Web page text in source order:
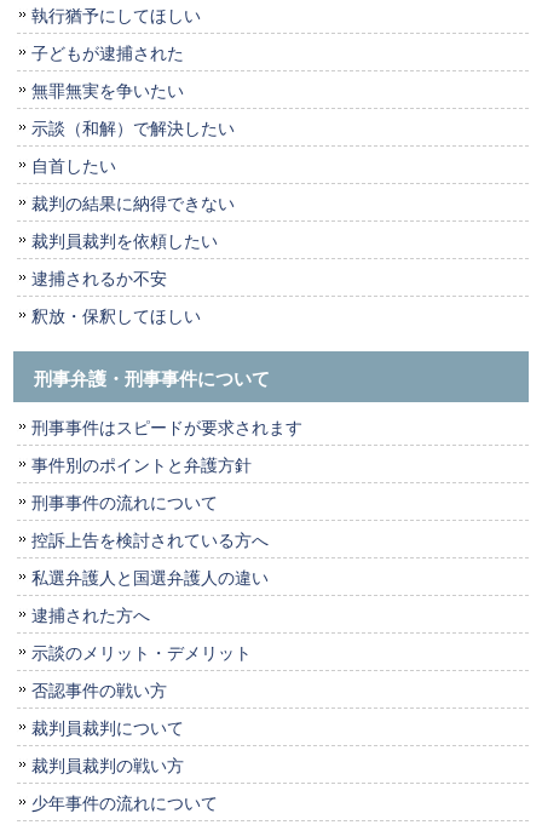
執行猶予にしてほしい
子どもが逮捕された
無罪無実を争いたい
示談（和解）で解決したい
自首したい
裁判の結果に納得できない
裁判員裁判を依頼したい
逮捕されるか不安
釈放・保釈してほしい
刑事弁護・刑事事件について
刑事事件はスピードが要求されます
事件別のポイントと弁護方針
刑事事件の流れについて
控訴上告を検討されている方へ
私選弁護人と国選弁護人の違い
逮捕された方へ
示談のメリット・デメリット
否認事件の戦い方
裁判員裁判について
裁判員裁判の戦い方
少年事件の流れについて